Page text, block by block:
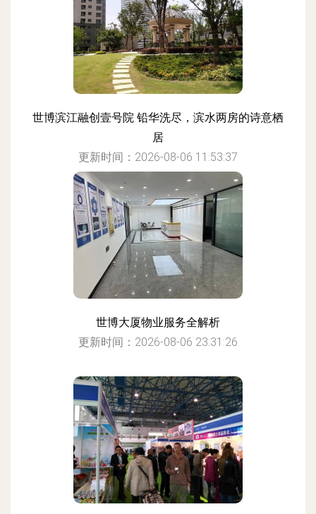
世博滨江融创壹号院 铅华洗尽，滨水两房的诗意栖
居
更新时间：2026-08-06 11:53:37
世博大厦物业服务全解析
更新时间：2026-08-06 23:31:26